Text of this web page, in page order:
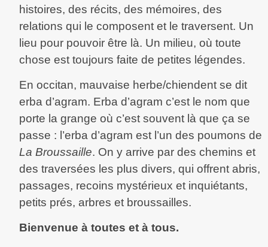
histoires, des récits, des mémoires, des
relations qui le composent et le traversent. Un
lieu pour pouvoir être là. Un milieu, où toute
chose est toujours faite de petites légendes.
En occitan, mauvaise herbe/chiendent se dit
erba d’agram. Erba d’agram c’est le nom que
porte la grange où c’est souvent là que ça se
passe : l’erba d’agram est l’un des poumons de
La Broussaille. On y arrive par des chemins et
des traversées les plus divers, qui offrent abris,
passages, recoins mystérieux et inquiétants,
petits prés, arbres et broussailles.
Bienvenue à toutes et à tous.